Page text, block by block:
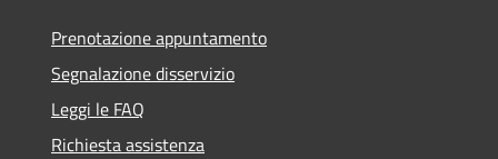
Prenotazione appuntamento
Segnalazione disservizio
Leggi le FAQ
Richiesta assistenza